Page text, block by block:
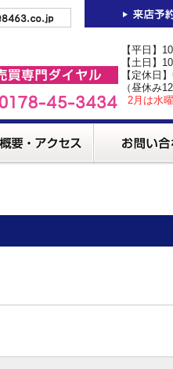
【平日】
【土日】
【定休日
（昼休み
2月は水